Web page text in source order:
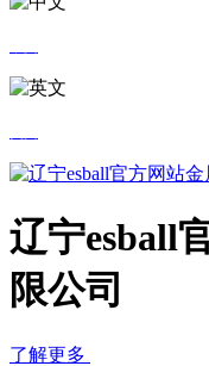
辽宁esball
限公司
了解更多